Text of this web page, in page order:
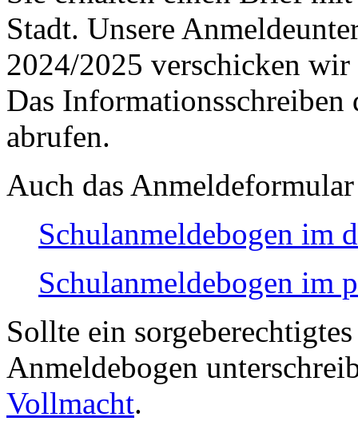
Stadt. Unsere
2024/2025 verschicken wir
Das
abrufen.
Auch das
Schulanmeldebogen im
Schulanmeldebogen im
Sollte ein
Anmeldebogen
Vollmacht.